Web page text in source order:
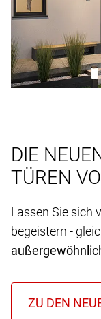
DIE
TÜREN
Lassen Sie sich
begeistern -